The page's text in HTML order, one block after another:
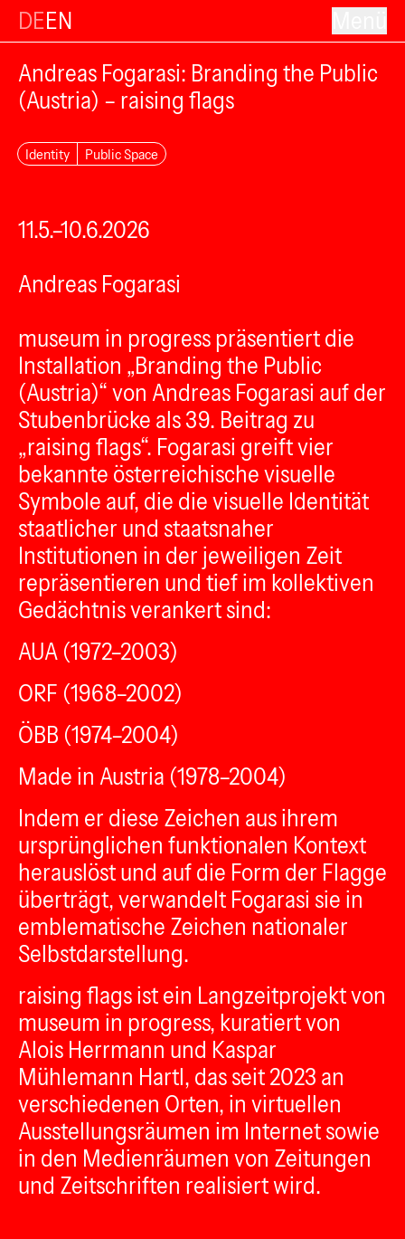
DEEN
Andreas Fogarasi: Branding the Public
(Austria) – raising flags
Identity Public Space
11.5.–10.6.2026
Andreas Fogarasi
museum in progress präsentiert die
Installation „Branding the Public
(Austria)“ von Andreas Fogarasi auf der
Stubenbrücke als 39. Beitrag zu
„raising flags“. Fogarasi greift vier
bekannte österreichische visuelle
Symbole auf, die die visuelle Identität
staatlicher und staatsnaher
Institutionen in der jeweiligen Zeit
repräsentieren und tief im kollektiven
Gedächtnis verankert sind:
AUA (1972–2003)
ORF (1968–2002)
ÖBB (1974–2004)
Made in Austria (1978–2004)
Indem er diese Zeichen aus ihrem
ursprünglichen funktionalen Kontext
herauslöst und auf die Form der Flagge
überträgt, verwandelt Fogarasi sie in
emblematische Zeichen nationaler
Selbstdarstellung.
raising flags ist ein Langzeitprojekt von
museum in progress, kuratiert von
Alois Herrmann und Kaspar
Mühlemann Hartl, das seit 2023 an
verschiedenen Orten, in virtuellen
Ausstellungsräumen im Internet sowie
in den Medienräumen von Zeitungen
und Zeitschriften realisiert wird.